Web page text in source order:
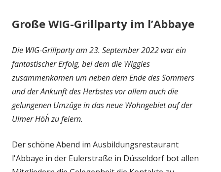
Große WIG-Grillparty im l’Abbaye
Die WIG-Grillparty am 23. September 2022 war ein
fantastischer Erfolg, bei dem die Wiggies
zusammenkamen um neben dem Ende des Sommers
und der Ankunft des Herbstes vor allem auch die
gelungenen Umzüge in das neue Wohngebiet auf der
Ulmer Höh´ zu feiern.
Der schöne Abend im Ausbildungsrestaurant
l'Abbaye in der Eulerstraße in Düsseldorf bot allen